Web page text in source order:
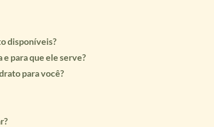
disponíveis?
para que ele serve?
para você?